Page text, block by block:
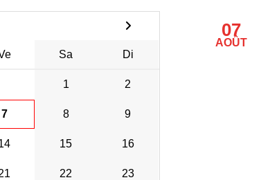
Sa Di
1 2
7 8 9
15 16
22 23
07
AOÛT